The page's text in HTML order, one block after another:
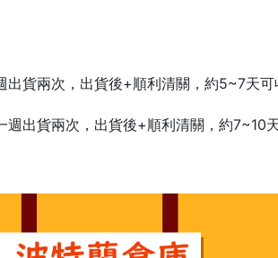
出貨兩次，出貨後+順利清關，約5~7天
週出貨兩次，出貨後+順利清關，約7~10